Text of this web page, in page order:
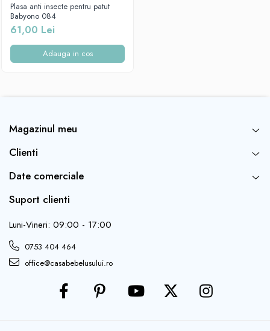
Plasa anti insecte pentru patut
Babyono 084
61,00 Lei
Adauga in cos
Magazinul meu
Clienti
Date comerciale
Suport clienti
Luni-Vineri: 09:00 - 17:00
0753 404 464
office@casabebelusului.ro